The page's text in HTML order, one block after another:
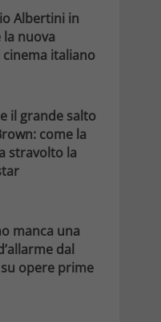
Albertini in
la nuova
italiano
il grande salto
come la
stravolto la
manca una
dal
opere prime